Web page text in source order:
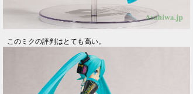
このミクの評判はとても高い。